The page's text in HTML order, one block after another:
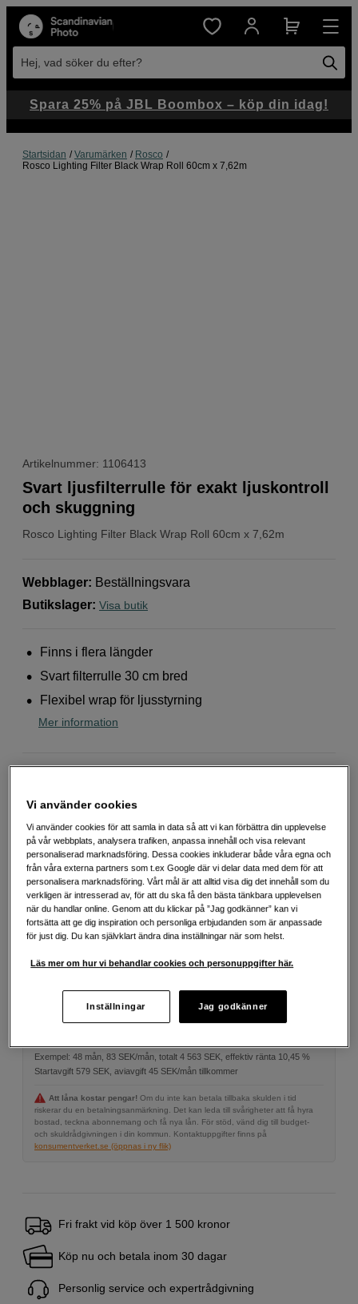
Hej, vad söker du efter?
Startsidan Varumärken
Rosco
Rosco Lighting Filter Black Wrap Roll 60cm x 7,62m
Artikelnummer: 1106413
Rosco Lighting Filter Black Wrap Roll 60cm x 7,62m
Svart ljusfilterrulle för exakt ljuskontroll
och skuggning
Webblager: Beställningsvara
Butikslager: Visa butik
Finns i flera längder
Svart filterrulle 30 cm bred
Flexibel wrap för ljusstyrning
Mer information
15m 7,5m
1 490 SEK
Antal
Lägg i kundvagn
Exempel: 48 mån, 83 SEK/mån, totalt 4 563 SEK, effektiv ränta 10,45 %
Startavgift 579 SEK, aviavgift 45 SEK/mån tillkommer
Att låna kostar pengar! Om du inte kan betala tillbaka skulden i tid
riskerar du en betalningsanmärkning. Det kan leda till svårigheter att få hyra
bostad, teckna abonnemang och få nya lån. För stöd, vänd dig till budget-
och skuldrådgivningen i din kommun. Kontaktuppgifter finns på
konsumentverket.se (öppnas i ny flik)
Fri frakt vid köp över 1 500 kronor
Köp nu och betala inom 30 dagar
Personlig service och expertrådgivning
Spara 25% på JBL Boombox – köp din idag!
Vi använder cookies
Vi använder cookies för att samla in data så att vi kan förbättra din upplevelse
på vår webbplats, analysera trafiken, anpassa innehåll och visa relevant
personaliserad marknadsföring. Dessa cookies inkluderar både våra egna och
från våra externa partners som t.ex Google där vi delar data med dem för att
personalisera marknadsföring. Vårt mål är att alltid visa dig det innehåll som du
verkligen är intresserad av, för att du ska få den bästa tänkbara upplevelsen
när du handlar online. Genom att du klickar på ”Jag godkänner” kan vi
fortsätta att ge dig inspiration och personliga erbjudanden som är anpassade
för just dig. Du kan självklart ändra dina inställningar när som helst.
Läs mer om hur vi behandlar cookies och personuppgifter här.
Inställningar Jag godkänner